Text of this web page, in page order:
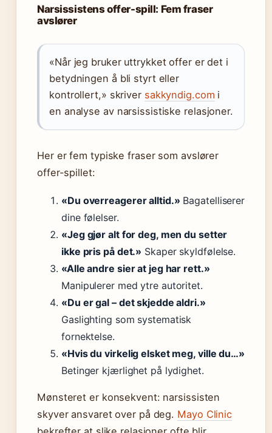
Narsissistens offer-spill: Fem fraser
avslører
«Når jeg bruker uttrykket offer er det i
betydningen å bli styrt eller
kontrollert,» skriver sakkyndig.com i
en analyse av narsissistiske relasjoner.
Her er fem typiske fraser som avslører
offer-spillet:
«Du overreagerer alltid.» Bagatelliserer
dine følelser.
«Jeg gjør alt for deg, men du setter
ikke pris på det.» Skaper skyldfølelse.
«Alle andre sier at jeg har rett.»
Manipulerer med ytre autoritet.
«Du er gal – det skjedde aldri.»
Gaslighting som systematisk
fornektelse.
«Hvis du virkelig elsket meg, ville du…»
Betinger kjærlighet på lydighet.
Mønsteret er konsekvent: narsissisten
skyver ansvaret over på deg. Mayo Clinic